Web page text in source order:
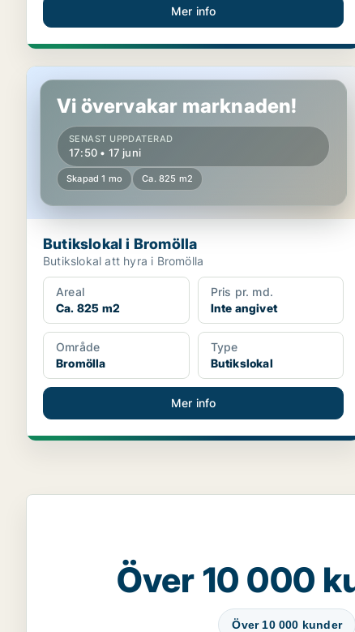
Mer info
Butikslokal i Bromölla
Vi övervakar marknaden!
SENAST UPPDATERAD
17:50 • 17 juni
Skapad 1 mo Ca. 825 m2
Butikslokal i Bromölla
Butikslokal att hyra i Bromölla
Areal
Ca. 825 m2
Pris pr. md.
Inte angivet
Område
Bromölla
Type
Butikslokal
Mer info
Över 10 000
Över 10 000 kunder